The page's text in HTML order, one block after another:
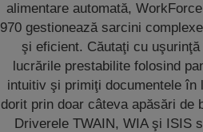
alimentare automată,
970 gestionează sarcini
şi eficient. Căutaţi cu
lucrările prestabilite folosind
intuitiv şi primiţi documentele în
dorit prin doar câteva apăsări de
Driverele TWAIN, WIA şi ISIS